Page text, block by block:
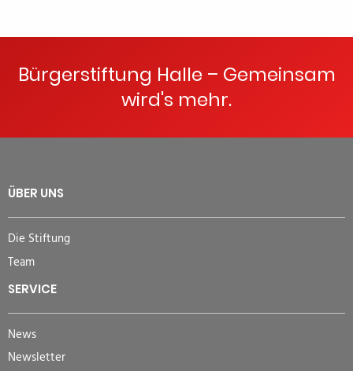
Bürgerstiftung Halle – Gemeinsam
wird's mehr.
ÜBER UNS
Die Stiftung
Team
SERVICE
News
Newsletter